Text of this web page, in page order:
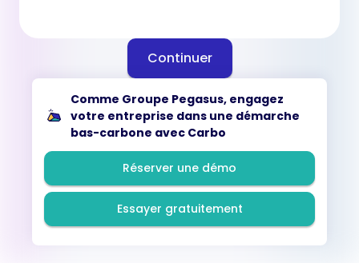
Continuer
Comme Groupe Pegasus, engagez
votre entreprise dans une démarche
bas-carbone avec Carbo
Réserver une démo
Essayer gratuitement